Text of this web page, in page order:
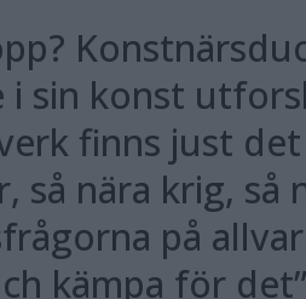
sin konst
finns just
så nära krig,
på
kämpa för